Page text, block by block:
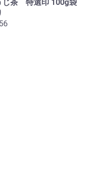
じ茶 特選印 100g袋